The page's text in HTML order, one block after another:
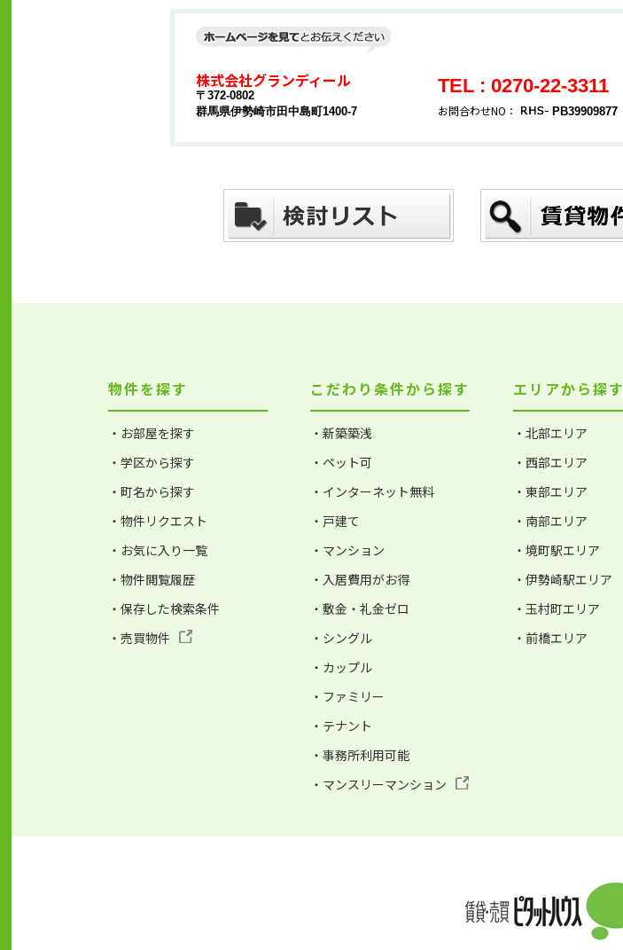
株式会社グランディール
〒372-0802
群馬県伊勢崎市田中島町1400-7
TEL : 0270-22-3311
お問合わせNO： PB39909877
物件を探す
・お部屋を探す
・学区から探す
・町名から探す
・物件リクエスト
・お気に入り一覧
・物件閲覧履歴
・保存した検索条件
・売買物件
こだわり条件から探す
・新築築浅
・ペット可
・インターネット無料
・戸建て
・マンション
・入居費用がお得
・敷金・礼金ゼロ
・シングル
・カップル
・ファミリー
・テナント
・事務所利用可能
・マンスリーマンション
エリアから探す
・北部エリア
・西部エリア
・東部エリア
・南部エリア
・境町駅エリア
・伊勢崎駅エリア
・玉村町エリア
・前橋エリア